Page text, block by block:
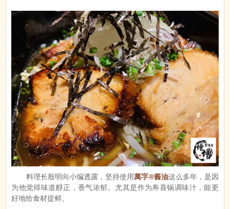
料理长殷明向小编透露，坚持使用萬字®酱油这么多年，是因
为他觉得味道醇正，香气浓郁。尤其是作为寿喜锅调味汁，能更
好地给食材提鲜。